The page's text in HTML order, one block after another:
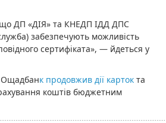
ДП «ДІЯ» та КНЕДП ІДД ДПС
забезпечують можливість
сертифіката», — йдеться у
к продовжив дії карток та
коштів бюджетним